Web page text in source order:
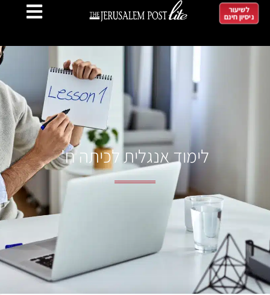
לשיעור
ניסיון חינם
לימוד אנגלית לכיתה ח'